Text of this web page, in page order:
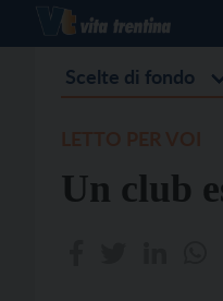
Scelte di fondo
Un club